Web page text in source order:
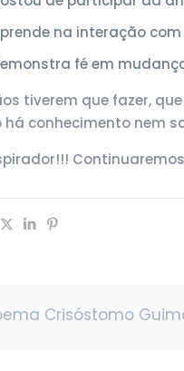
na interação
fé em
tiverem que fazer,
conhecimento nem
Crisóstomo